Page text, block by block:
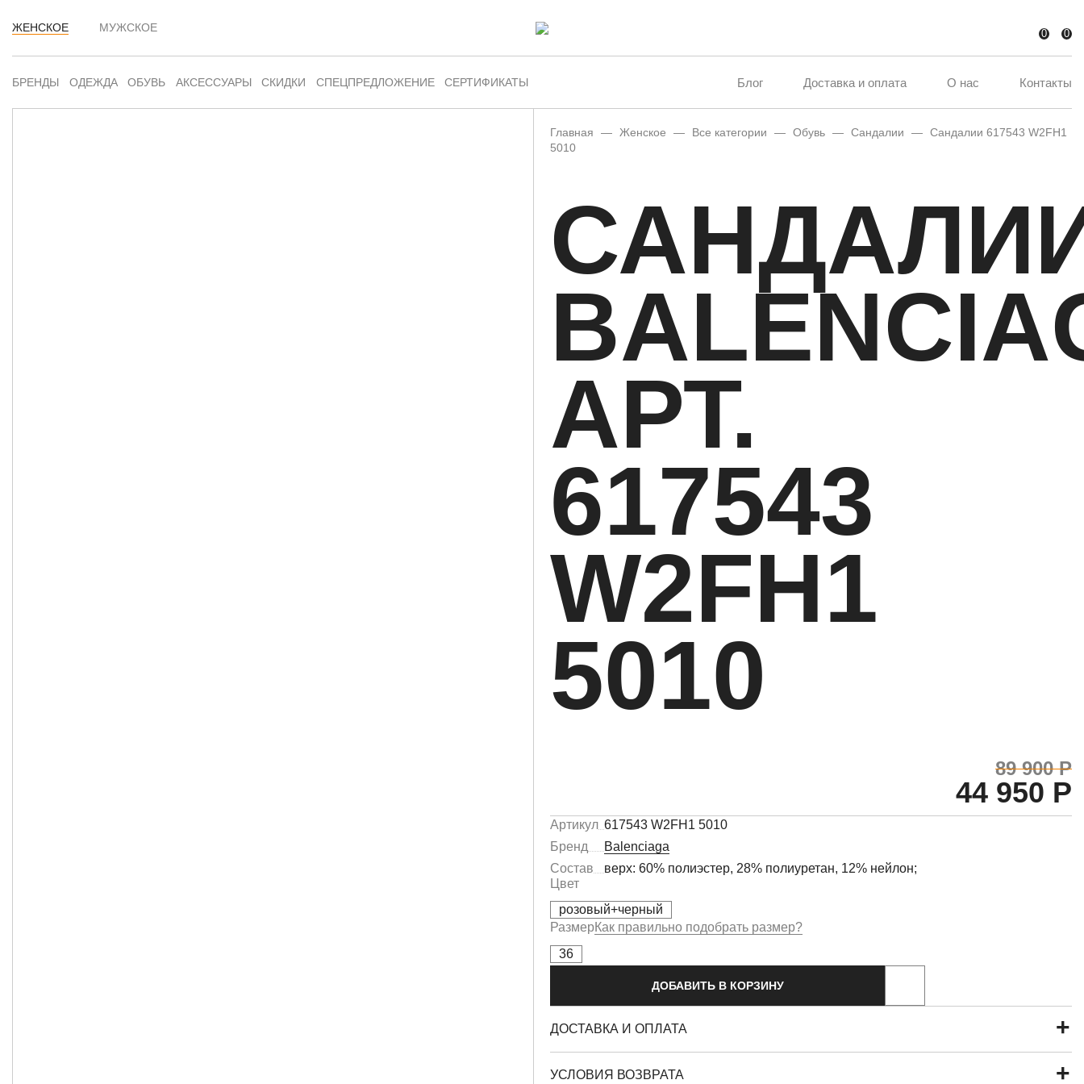
ЖЕНСКОЕ МУЖСКОЕ 0 0
БРЕНДЫ ОДЕЖДА ОБУВЬ АКСЕССУАРЫ СКИДКИ СПЕЦПРЕДЛОЖЕНИЕ СЕРТИФИКАТЫ Блог Доставка и оплата О нас Контакты
Главная — Женское — Все категории — Обувь — Сандалии — Сандалии 617543 W2FH1
5010
АРТ.
617543
W2FH1
5010
89 900 Р
44 950 Р
Артикул 617543 W2FH1 5010
Бренд
Balenciaga
Состав
верх: 60% полиэстер, 28% полиуретан, 12% нейлон;
Цвет
розовый+черный
РазмерКак правильно подобрать размер?
36
ДОБАВИТЬ В КОРЗИНУ
ДОСТАВКА И ОПЛАТА
УСЛОВИЯ ВОЗВРАТА